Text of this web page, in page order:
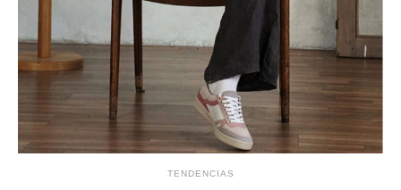
TENDENCIAS